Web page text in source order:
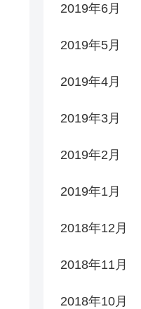
2019年6月
2019年5月
2019年4月
2019年3月
2019年2月
2019年1月
2018年12月
2018年11月
2018年10月